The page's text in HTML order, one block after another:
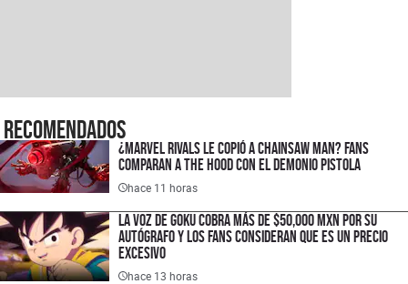
Recomendados
¿Marvel Rivals le copió a Chainsaw Man? Fans
comparan a The Hood con el Demonio Pistola
hace 11 horas
La voz de Goku cobra más de $50,000 MXN por su
autógrafo y los fans consideran que es un precio
excesivo
hace 13 horas